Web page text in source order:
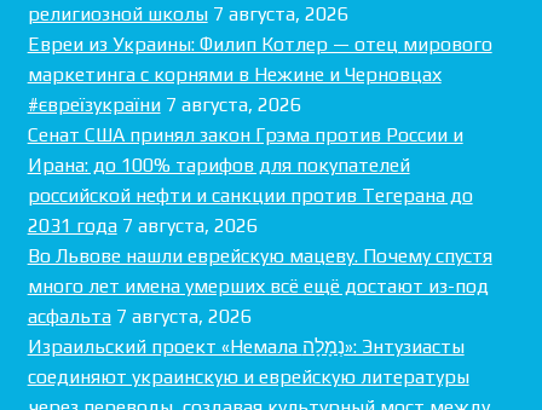
религиозной школы 7 августа, 2026
Евреи из Украины: Филип Котлер — отец мирового
маркетинга с корнями в Нежине и Черновцах
#євреїзукраїни 7 августа, 2026
Сенат США принял закон Грэма против России и
Ирана: до 100% тарифов для покупателей
российской нефти и санкции против Тегерана до
2031 года 7 августа, 2026
Во Львове нашли еврейскую мацеву. Почему спустя
много лет имена умерших всё ещё достают из-под
асфальта 7 августа, 2026
Израильский проект «Немала נְמָלָה»: Энтузиасты
соединяют украинскую и еврейскую литературы